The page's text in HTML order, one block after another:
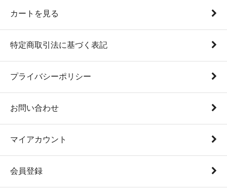
カートを見る
特定商取引法に基づく表記
プライバシーポリシー
お問い合わせ
マイアカウント
会員登録